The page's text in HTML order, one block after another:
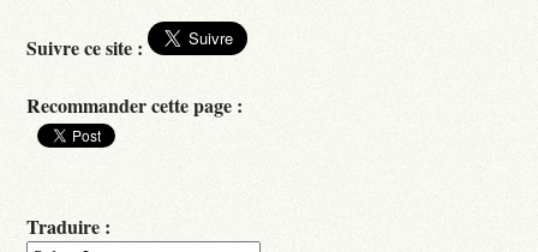
Suivre ce site :
Recommander cette page :
Traduire :